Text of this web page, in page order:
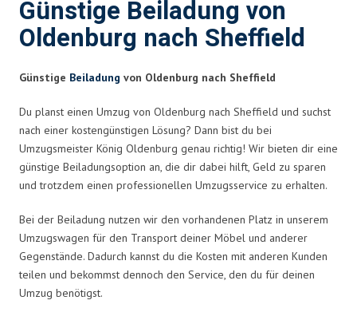
Günstige Beiladung von
Oldenburg nach Sheffield
Günstige Beiladung von Oldenburg nach Sheffield
Du planst einen Umzug von Oldenburg nach Sheffield und suchst
nach einer kostengünstigen Lösung? Dann bist du bei
Umzugsmeister König Oldenburg genau richtig! Wir bieten dir eine
günstige Beiladungsoption an, die dir dabei hilft, Geld zu sparen
und trotzdem einen professionellen Umzugsservice zu erhalten.
Bei der Beiladung nutzen wir den vorhandenen Platz in unserem
Umzugswagen für den Transport deiner Möbel und anderer
Gegenstände. Dadurch kannst du die Kosten mit anderen Kunden
teilen und bekommst dennoch den Service, den du für deinen
Umzug benötigst.